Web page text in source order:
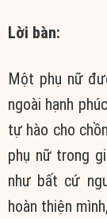
Lời bàn:
Một phụ nữ
ngoài hạnh
tự hào cho
phụ nữ trong
như bất cứ
hoàn thiện